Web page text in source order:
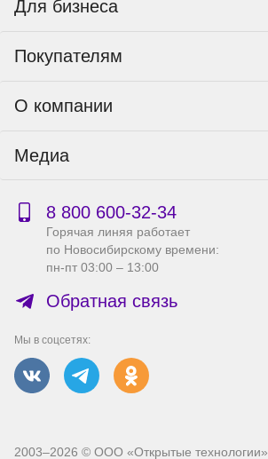
Для бизнеса
Тендеры и гос закупки
Покупателям
Пункты выдачи
Доставка
Гарантия и возврат
Бонусная программа
Сервисный центр
Справка по работе с e2e4 ID
О компании
Реквизиты
Публичная оферта
Правила продажи на сайте
Производители
Вакансии
Медиа
Новости
Акции
8 800 600‑32‑34
Горячая линяя работает
по Новосибирскому времени:
пн-пт 03:00 – 13:00
Обратная связь
Мы в соцсетях:
2003–2026 © ООО «Открытые технологии»